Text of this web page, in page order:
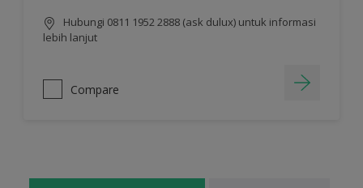
Hubungi 0811 1952 2888 (ask dulux) untuk informasi
lebih lanjut
Compare